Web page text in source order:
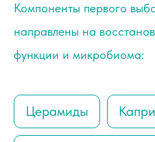
Компоненты первого
направлены на
функции и микробиома:
Церамиды